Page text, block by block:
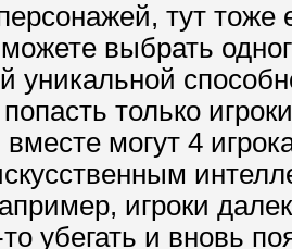
тут
выбрать
уникальной
только
могут 4
игроки
убегать и вновь